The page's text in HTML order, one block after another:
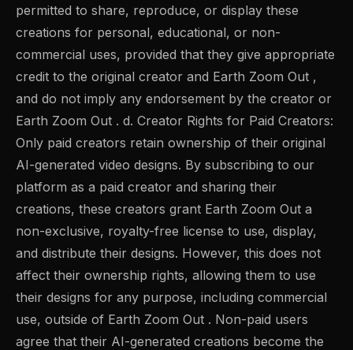
permitted to share, reproduce, or display these
creations for personal, educational, or non-
commercial uses, provided that they give appropriate
credit to the original creator and Earth Zoom Out ,
and do not imply any endorsement by the creator or
Earth Zoom Out . d. Creator Rights for Paid Creators:
Only paid creators retain ownership of their original
AI-generated video designs. By subscribing to our
platform as a paid creator and sharing their
creations, these creators grant Earth Zoom Out a
non-exclusive, royalty-free license to use, display,
and distribute their designs. However, this does not
affect their ownership rights, allowing them to use
their designs for any purpose, including commercial
use, outside of Earth Zoom Out . Non-paid users
agree that their AI-generated creations become the